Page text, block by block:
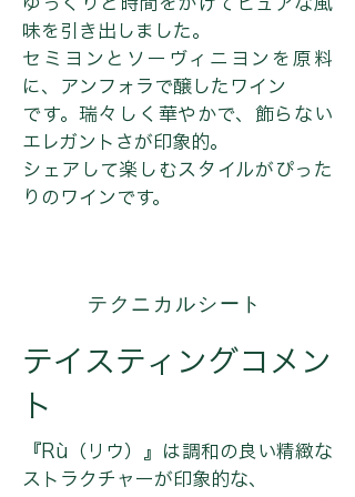
味を引き出しました。
セミヨンとソーヴィニヨンを原料
に、アンフォラで醸したワイン
です。瑞々しく華やかで、飾らない
エレガントさが印象的。
シェアして楽しむスタイルがぴった
りのワインです。
テクニカルシート
テイスティングコメン
ト
『Rù（リウ）』は調和の良い精緻な
ストラクチャーが印象的な、